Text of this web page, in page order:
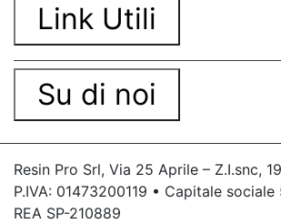
Link Utili
Su di noi
Resin Pro Srl, Via 25 Aprile – Z.I.snc,
P.IVA: 01473200119 • Capitale
REA SP-210889